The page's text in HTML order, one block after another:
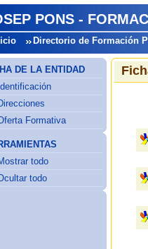
PONS -
Directorio de Formación
DE LA ENTIDAD
Identificación
Formativa
todo
todo